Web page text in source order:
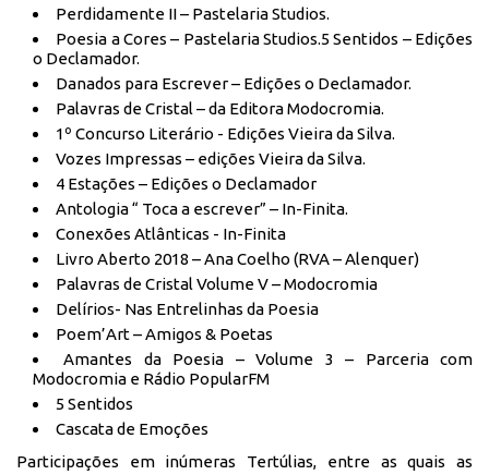
Perdidamente II – Pastelaria Studios.
Poesia a Cores – Pastelaria Studios.5 Sentidos – Edições
o Declamador.
Danados para Escrever – Edições o Declamador.
Palavras de Cristal – da Editora Modocromia.
1º Concurso Literário - Edições Vieira da Silva.
Vozes Impressas – edições Vieira da Silva.
4 Estações – Edições o Declamador
Antologia “ Toca a escrever” – In-Finita.
Conexões Atlânticas - In-Finita
Livro Aberto 2018 – Ana Coelho (RVA – Alenquer)
Palavras de Cristal Volume V – Modocromia
Delírios- Nas Entrelinhas da Poesia
Poem’Art – Amigos & Poetas
Amantes da Poesia – Volume 3 – Parceria com
Modocromia e Rádio PopularFM
5 Sentidos
Cascata de Emoções
Participações em inúmeras Tertúlias, entre as quais as